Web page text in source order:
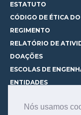
Nós usamos
ESTATUTO
CÓDIGO DE ÉTICA
REGIMENTO
RELATÓRIO DE
DOAÇÕES
ESCOLAS DE
ENTIDADES
CURSOS